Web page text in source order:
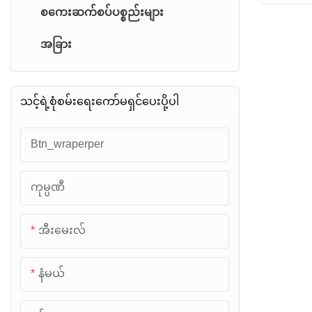
စကေးဆက်စပ်ပစ္စည်းများ
အခြား
သင့်ရဲ့စုံစမ်းရေးကော်မရှင်ပေးပို့ပါ
Btn_wraperper
ကုမ္ပဏီ
အီးမေးလ်
နံမယ်